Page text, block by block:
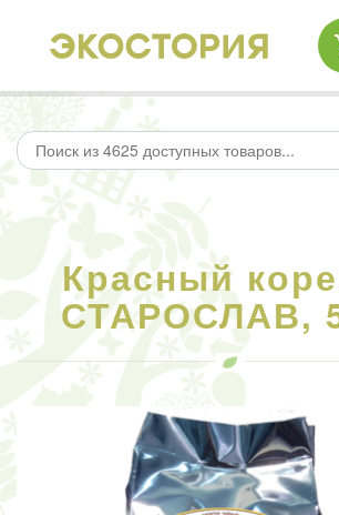
Красный
СТАРОСЛАВ,